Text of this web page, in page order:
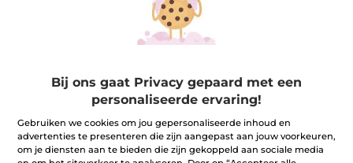
100% plantaardig
60 hectare
biologische velden
Bij ons gaat Privacy gepaard met een
personaliseerde ervaring!
Gebruiken we cookies om jou gepersonaliseerde inhoud en
advertenties te presenteren die zijn aangepast aan jouw voorkeuren,
om je diensten aan te bieden die zijn gekoppeld aan sociale media